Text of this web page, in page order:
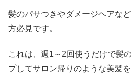
髪のパサつきやダメージヘアな
方必見です。
これは、週1～2回使うだけで髪
プしてサロン帰りのような美髪